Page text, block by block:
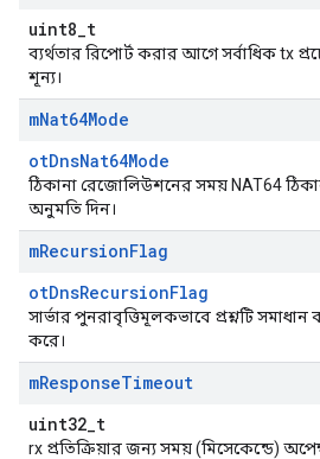
uint8_t
ব্যর্থতার রিপোর্ট করার আগে সর্বাধিক tx
শূন্য।
mNat64Mode
otDnsNat64Mode
ঠিকানা রেজোলিউশনের সময় NAT64
অনুমতি দিন।
mRecursionFlag
otDnsRecursionFlag
সার্ভার পুনরাবৃত্তিমূলকভাবে প্রশ্নটি সমাধান
করে।
mResponseTimeout
uint32_t
rx প্রতিক্রিয়ার জন্য সময় (মিসেকেন্ডে)